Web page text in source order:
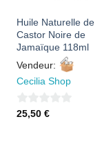
Huile Naturelle de
Castor Noire de
Jamaïque 118ml
Vendeur:
Cecilia Shop
0
25,50€